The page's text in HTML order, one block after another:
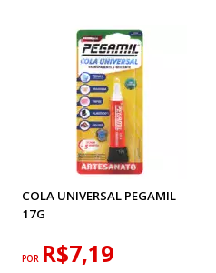
COLA UNIVERSAL PEGAMIL
17G
POR R$7,19